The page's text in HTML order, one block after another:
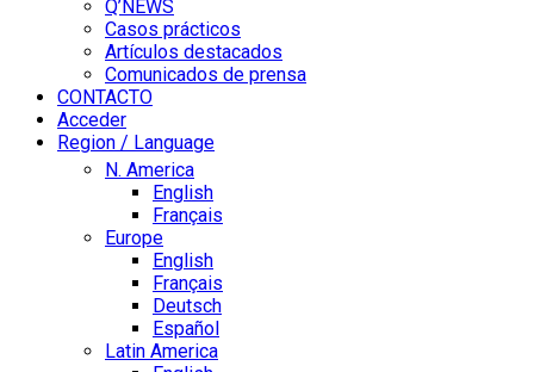
Q’NEWS
Casos prácticos
Artículos destacados
Comunicados de prensa
CONTACTO
Acceder
Region / Language
N. America
English
Français
Europe
English
Français
Deutsch
Español
Latin America